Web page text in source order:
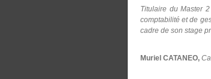
Titulaire du Master
comptabilité et de
cadre de son stage
Muriel CATANEO,